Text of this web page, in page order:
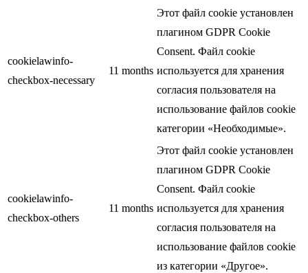
cookielawinfo-
checkbox-necessary
11 months
Этот файл cookie установлен
плагином GDPR Cookie
Consent. Файл cookie
используется для хранения
согласия пользователя на
использование файлов cookie
категории «Необходимые».
cookielawinfo-
checkbox-others
11 months
Этот файл cookie установлен
плагином GDPR Cookie
Consent. Файл cookie
используется для хранения
согласия пользователя на
использование файлов cookie
из категории «Другое».